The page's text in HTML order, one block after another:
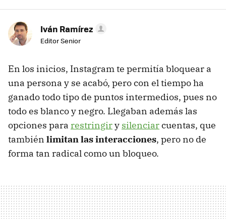
Iván Ramírez
Editor Senior
En los inicios, Instagram te permitía bloquear a
una persona y se acabó, pero con el tiempo ha
ganado todo tipo de puntos intermedios, pues no
todo es blanco y negro. Llegaban además las
opciones para restringiry silenciarcuentas, que
también limitan las interacciones, pero no de
forma tan radical como un bloqueo.